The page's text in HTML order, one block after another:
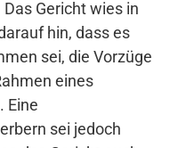
Gericht wies in
hin, dass es
sei, die Vorzüge
eines
Eine
sei jedoch